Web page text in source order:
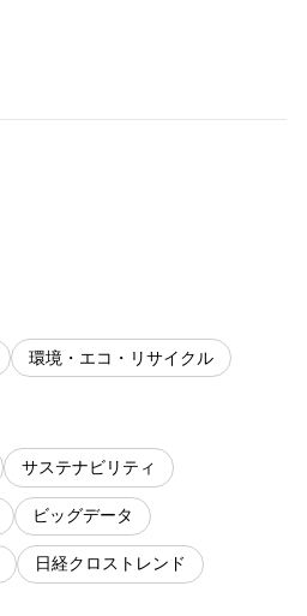
環境・エコ・リサイクル
サステナビリティ
ビッグデータ
日経クロストレンド